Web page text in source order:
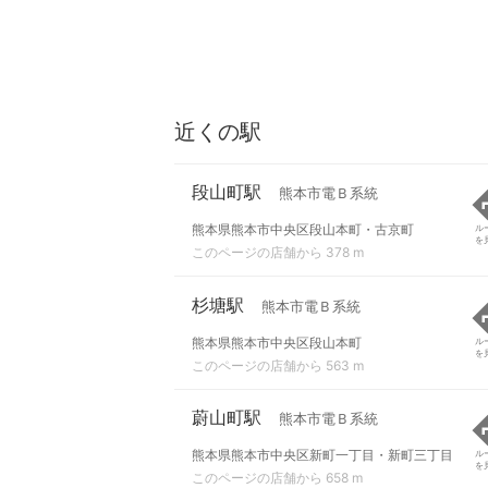
近くの駅
段山町駅 熊本市電Ｂ系統
熊本県熊本市中央区段山本町・古京町
このページの店舗から 378 m
ル
を
杉塘駅 熊本市電Ｂ系統
熊本県熊本市中央区段山本町
このページの店舗から 563 m
ル
を
蔚山町駅 熊本市電Ｂ系統
熊本県熊本市中央区新町一丁目・新町三丁目
このページの店舗から 658 m
ル
を